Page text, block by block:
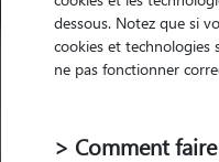
dessous. Notez que si
cookies et technologies
ne pas fonctionner
> Comment